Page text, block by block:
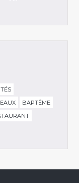
BAPTÊME